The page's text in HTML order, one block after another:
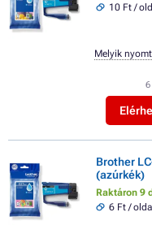
10 Ft /
6
Melyik
Brother
(azúrkék)
Raktáron 9
6 Ft / oldal